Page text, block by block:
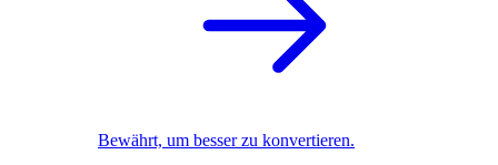
Bewährt, um besser zu konvertieren.